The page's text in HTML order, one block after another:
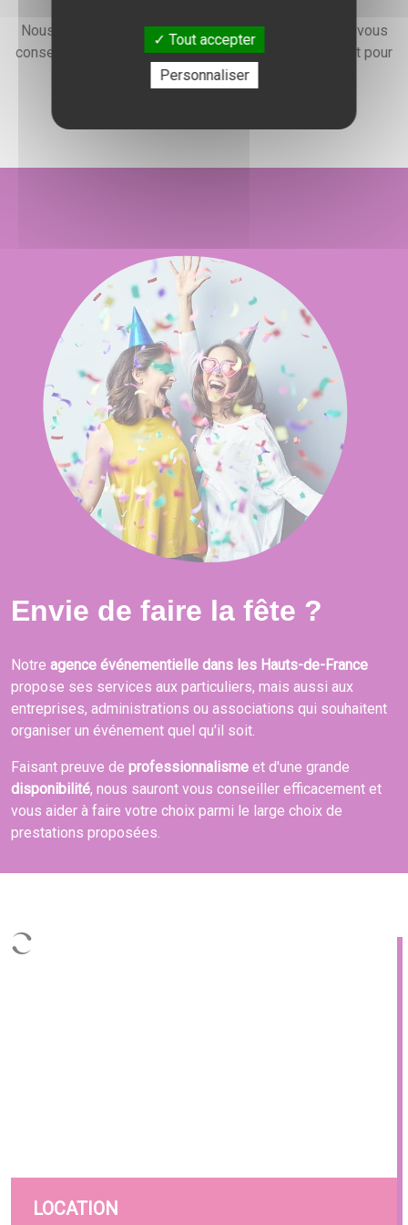
Nous faisons preuve d'une grande disponibilité pour vous
conseiller, vous renseigner et élaborer un devis gratuit pour
l'organisation de votre événement.
Envie de faire la fête ?
Notre agence événementielle dans les Hauts-de-France
propose ses services aux particuliers, mais aussi aux
entreprises, administrations ou associations qui souhaitent
organiser un événement quel qu'il soit.
Faisant preuve de professionnalisme et d'une grande
disponibilité, nous sauront vous conseiller efficacement et
vous aider à faire votre choix parmi le large choix de
prestations proposées.
LOCATION
Tout accepter
Personnaliser